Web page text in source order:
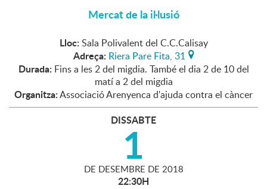
Mercat de la il·lusió
Lloc: Sala Polivalent del C.C.Calisay
Adreça: Riera Pare Fita, 31
Durada: Fins a les 2 del migdia. També el dia 2 de 10 del
matí a 2 del migdia
Organitza:Associació Arenyenca d'ajuda contra el càncer
DISSABTE
1
DE DESEMBRE DE 2018
22:30H